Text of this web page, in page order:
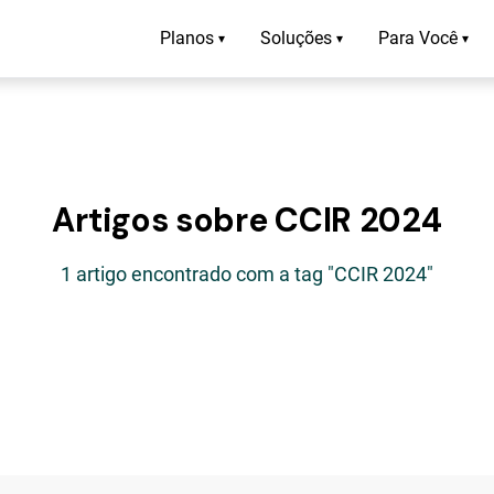
Planos ▾ Soluções ▾ Para Você ▾
Artigos sobre CCIR 2024
1 artigo encontrado com a tag "CCIR 2024"